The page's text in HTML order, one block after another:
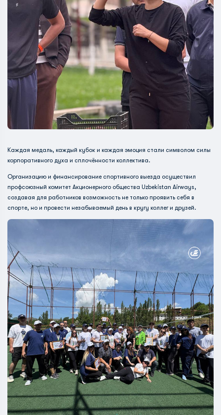
Каждая медаль, каждый кубок и каждая эмоция стали символом силы
корпоративного духа и сплочённости коллектива.
Организацию и финансирование спортивного выезда осуществил
профсоюзный комитет Акционерного общества Uzbekistan Airways,
создавая для работников возможность не только проявить себя в
спорте, но и провести незабываемый день в кругу коллег и друзей.